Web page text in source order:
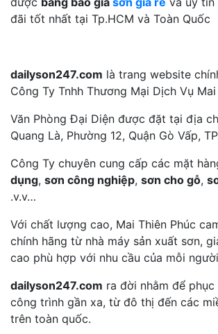
đãi tốt nhất tại Tp.HCM và Toàn Quốc
dailyson247.com là trang website
Công Ty Tnhh Thương Mại Dịch Vụ Mai
Văn Phòng Đại Diện được đặt tại địa
Quang Là, Phường 12, Quận Gò Vấp,
Công Ty chuyên cung cấp các mặt
dụng, sơn công nghiệp, sơn cho gỗ,
.v.v…
Với chất lượng cao, Mai Thiên Phúc
chính hãng từ nhà máy sản xuất sơn,
cao phù hợp với nhu cầu của mỗi
dailyson247.com ra đời nhằm để
công trình gần xa, từ đô thị đến các
trên toàn quốc.